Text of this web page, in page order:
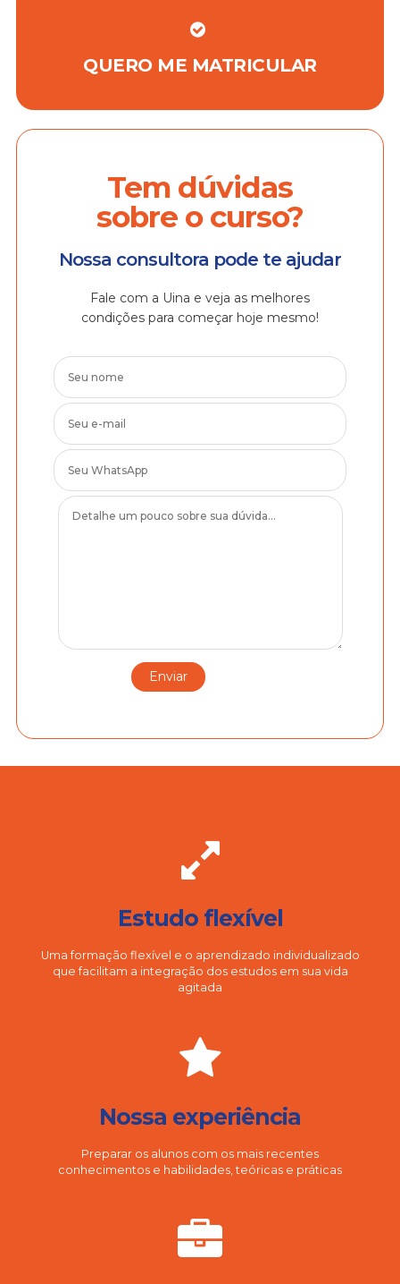
QUERO ME MATRICULAR
Tem dúvidas
sobre o curso?
Nossa consultora pode te ajudar
Fale com a Uina e veja as melhores
condições para começar hoje mesmo!
Estudo flexível
Uma formação flexível e o aprendizado individualizado
que facilitam a integração dos estudos em sua vida
agitada
Nossa experiência
Preparar os alunos com os mais recentes
conhecimentos e habilidades, teóricas e práticas